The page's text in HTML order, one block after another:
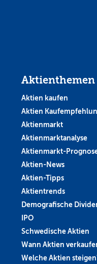
Aktienthemen
Aktien kaufen
Aktien
Aktienmarkt
Aktienmarktanalyse
Aktienmarkt-
Aktien-News
Aktien-Tipps
Aktientrends
Demografische
IPO
Schwedische Aktien
Wann Aktien
Welche Aktien